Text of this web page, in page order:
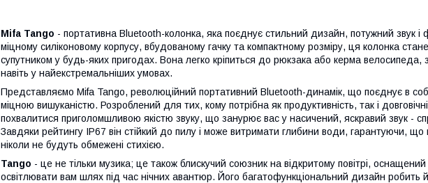
Mifa Tango - портативна Bluetooth-колонка, яка поєднує стильний дизайн, потужний звук і
міцному силіконовому корпусу, вбудованому гачку та компактному розміру, ця колонка
супутником у будь-яких пригодах. Вона легко кріпиться до рюкзака або керма велосипеда,
навіть у найекстремальніших умовах.
Представляємо Mifa Tango, революційний портативний Bluetooth-динамік, що поєднує в собі
міцною вишуканістю. Розроблений для тих, кому потрібна як продуктивність, так і
похвалитися приголомшливою якістю звуку, що занурює вас у насичений, яскравий звук -
Завдяки рейтингу IP67 він стійкий до пилу і може витримати глибини води, гарантуючи, що
ніколи не будуть обмежені стихією.
Tango - це не тільки музика; це також блискучий союзник на відкритому повітрі,
освітлювати вам шлях під час нічних авантюр. Його багатофункціональний дизайн робить